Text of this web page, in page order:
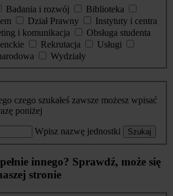
Badania i rozwój
Biblioteka
Dział Prawny
Instytuty i centra
i komunikacja
Obsługa studenta
Rekrutacja
Usługi
Wydziały
czego szukałeś zawsze możesz wpisać
poniżej
Wpisz nazwę jednostki Szukaj
innego? Sprawdź, może się
stronie